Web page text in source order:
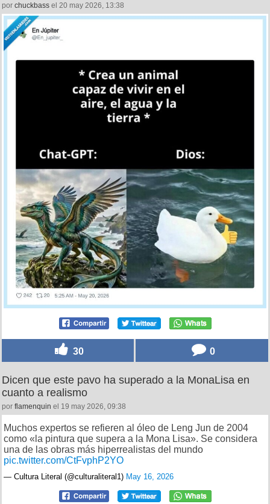
por chuckbass el 20 may 2026, 13:38
30 0
Dicen que este pavo ha superado a la MonaLisa en
cuanto a realismo
por flamenquin el 19 may 2026, 09:38
Muchos expertos se refieren al óleo de Leng Jun de 2004
como «la pintura que supera a la Mona Lisa». Se considera
una de las obras más hiperrealistas del mundo
pic.twitter.com/CtFvphP2YO
— Cultura Literal (@culturaliteral1) May 16, 2026